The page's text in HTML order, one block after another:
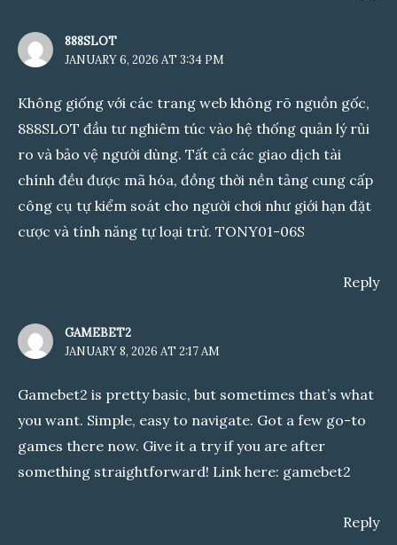
888SLOT
JANUARY 6, 2026 AT 3:34 PM
Không giống với các trang web không rõ nguồn gốc,
888SLOT đầu tư nghiêm túc vào hệ thống quản lý rủi
ro và bảo vệ người dùng. Tất cả các giao dịch tài
chính đều được mã hóa, đồng thời nền tảng cung cấp
công cụ tự kiểm soát cho người chơi như giới hạn đặt
cược và tính năng tự loại trừ. TONY01-06S
Reply
GAMEBET2
JANUARY 8, 2026 AT 2:17 AM
Gamebet2 is pretty basic, but sometimes that’s what
you want. Simple, easy to navigate. Got a few go-to
games there now. Give it a try if you are after
something straightforward! Link here: gamebet2
Reply